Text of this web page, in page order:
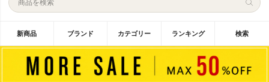
新商品 ブランド カテゴリー ランキング 検索